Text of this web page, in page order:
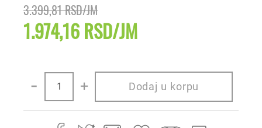
3.399,81 RSD/JM
1.974,16 RSD/JM
- + Dodaj u korpu